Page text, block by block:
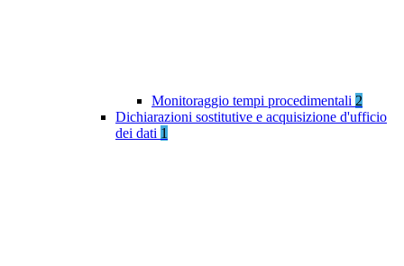
Monitoraggio tempi procedimentali 2
Dichiarazioni sostitutive e acquisizione d'ufficio
dei dati 1